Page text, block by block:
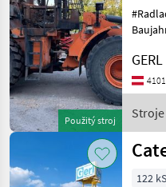
AKTUÁLNÍ
CESTA
stavebná
technika
Stroje
Na
Stavbu
Celny
Obnovit
102
výsledků
Použitý stroj
Cat
ERSA
122